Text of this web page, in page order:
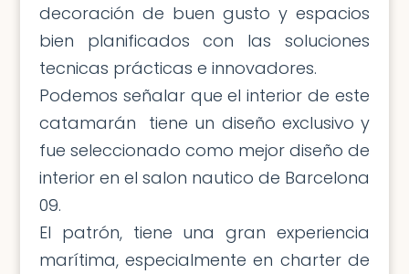
decoración de buen gusto y espacios
bien planificados con las soluciones
tecnicas prácticas e innovadores.
Podemos señalar que el interior de este
catamarán tiene un diseño exclusivo y
fue seleccionado como mejor diseño de
interior en el salon nautico de Barcelona
09.
El patrón, tiene una gran experiencia
marítima, especialmente en charter de